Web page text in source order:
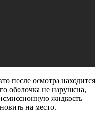
после осмотра находится
оболочка не нарушена,
жидкость
на место.